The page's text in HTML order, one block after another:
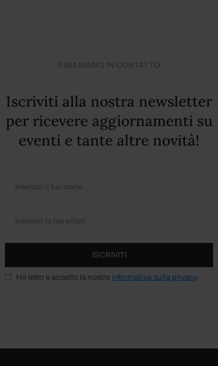
RIMANIAMO IN CONTATTO
Iscriviti alla nostra newsletter
per ricevere aggiornamenti su
eventi e tante altre novità!
Ho letto e accetto la nostra informativa sulla privacy.